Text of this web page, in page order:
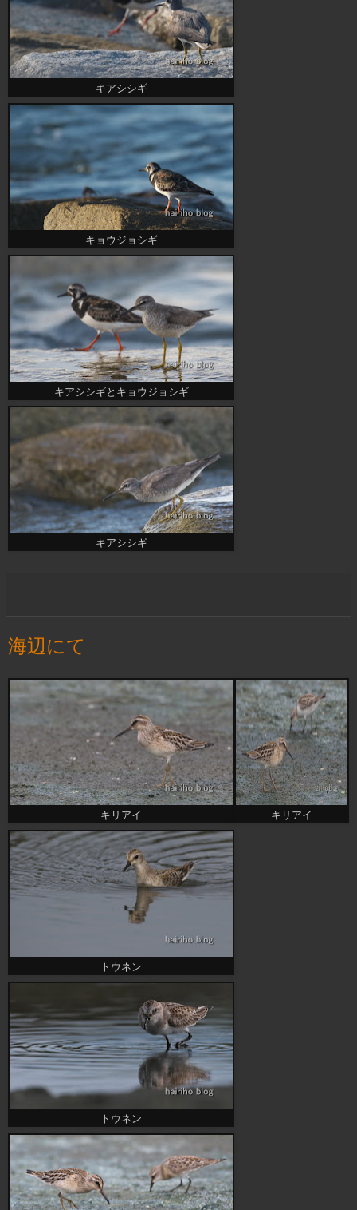
キアシシギ
キョウジョシギ
キアシシギとキョウジョシギ
キアシシギ
海辺にて
キリアイ キリアイ
トウネン
トウネン